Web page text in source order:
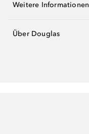
Weitere Informationen
Über Douglas